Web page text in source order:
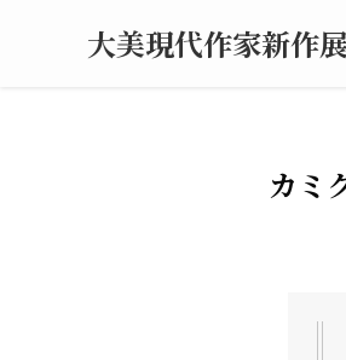
大美現代作家新作
カミ